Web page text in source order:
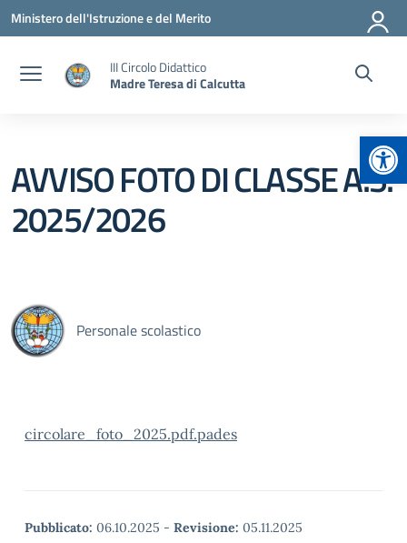
Vai ai contenuti
Vai al menu di navigazione
Vai al footer
Ministero dell'Istruzione e del Merito
III Circolo Didattico
Madre Teresa di Calcutta
AVVISO FOTO DI CLASSE A.S.
2025/2026
Personale scolastico
circolare_foto_2025.pdf.pades
Pubblicato: 06.10.2025 - Revisione: 05.11.2025